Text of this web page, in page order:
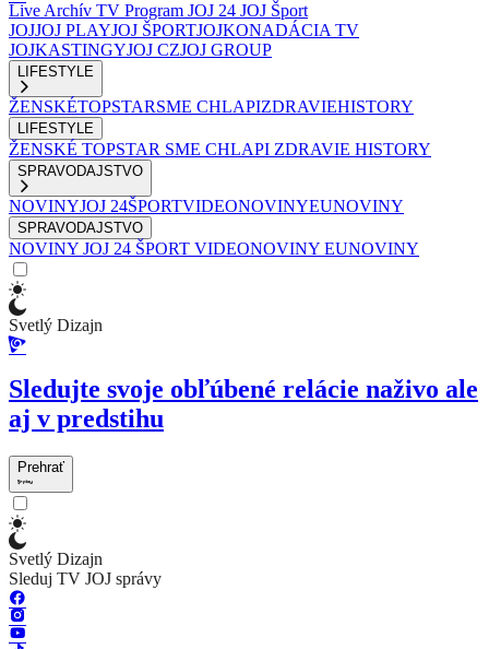
Live Archív TV Program JOJ 24 JOJ Šport
JOJJOJ PLAYJOJ ŠPORTJOJKONADÁCIA TV
JOJKASTINGYJOJ CZJOJ GROUP
LIFESTYLE
ŽENSKÉTOPSTARSME CHLAPIZDRAVIEHISTORY
LIFESTYLE
ŽENSKÉ TOPSTAR SME CHLAPI ZDRAVIE HISTORY
SPRAVODAJSTVO
NOVINYJOJ 24ŠPORTVIDEONOVINYEUNOVINY
SPRAVODAJSTVO
NOVINY JOJ 24 ŠPORT VIDEONOVINY EUNOVINY
Svetlý Dizajn
Sledujte svoje obľúbené relácie naživo ale
aj v predstihu
Prehrať
Svetlý Dizajn
Sleduj TV JOJ správy